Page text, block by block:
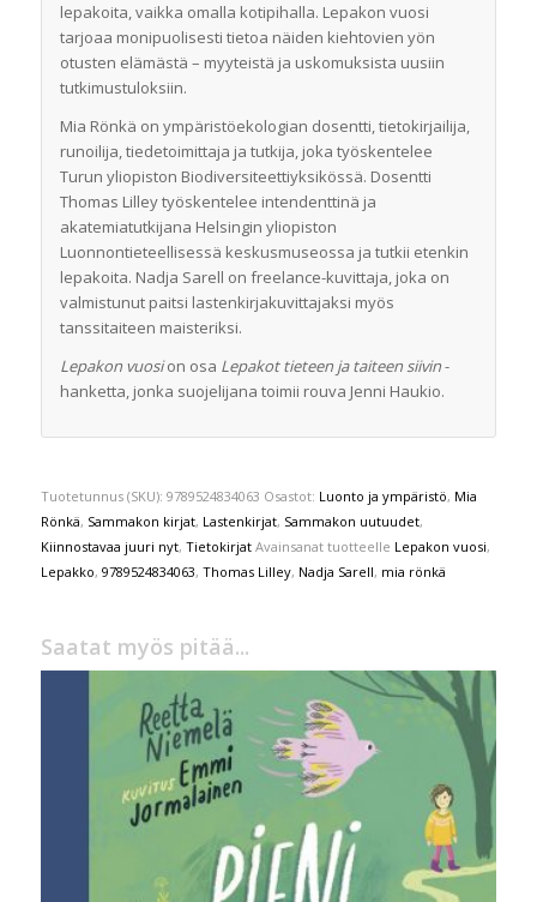
lepakoita, vaikka omalla kotipihalla. Lepakon vuosi
tarjoaa monipuolisesti tietoa näiden kiehtovien yön
otusten elämästä – myyteistä ja uskomuksista uusiin
tutkimustuloksiin.
Mia Rönkä on ympäristöekologian dosentti, tietokirjailija,
runoilija, tiedetoimittaja ja tutkija, joka työskentelee
Turun yliopiston Biodiversiteettiyksikössä. Dosentti
Thomas Lilley työskentelee intendenttinä ja
akatemiatutkijana Helsingin yliopiston
Luonnontieteellisessä keskusmuseossa ja tutkii etenkin
lepakoita. Nadja Sarell on freelance-kuvittaja, joka on
valmistunut paitsi lastenkirjakuvittajaksi myös
tanssitaiteen maisteriksi.
Lepakon vuosion osa Lepakot tieteen ja taiteen siivin-
hanketta, jonka suojelijana toimii rouva Jenni Haukio.
Tuotetunnus (SKU): 9789524834063 Osastot: Luonto ja ympäristö, Mia
Rönkä, Sammakon kirjat, Lastenkirjat, Sammakon uutuudet,
Kiinnostavaa juuri nyt, Tietokirjat Avainsanat tuotteelle Lepakon vuosi,
Lepakko, 9789524834063, Thomas Lilley, Nadja Sarell, mia rönkä
Saatat myös pitää...